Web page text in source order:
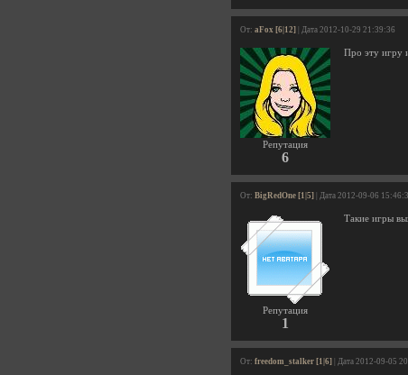
От: aFox [6|12] | Дата 2012-10-29 21:39:36
Репутация
6
Про эту игру
От: BigRedOne [1|5] | Дата 2012-09-06
Репутация
1
Такие игры
От: freedom_stalker [1|6] | Дата 2012-09-05